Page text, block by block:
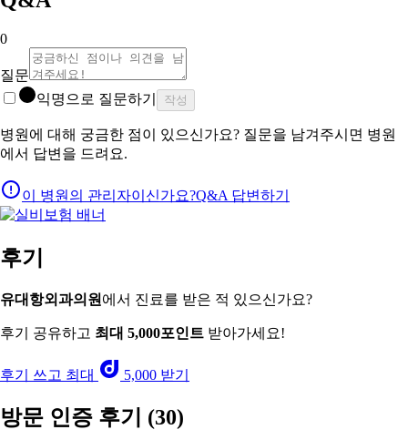
0
질문
익명으로 질문하기
작성
병원에 대해 궁금한 점이 있으신가요? 질문을 남겨주시면 병원
에서 답변을 드려요.
이 병원의 관리자이신가요?Q&A 답변하기
후기
유대항외과의원 에서 진료를 받은 적 있으신가요?
후기 공유하고 최대 5,000포인트 받아가세요!
후기 쓰고 최대 5,000 받기
방문 인증 후기 (30)